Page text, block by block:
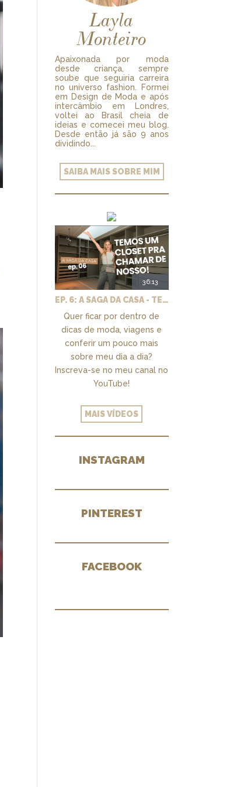
Layla
Monteiro
Apaixonada por moda
desde criança, sempre
soube que seguiria carreira
no universo fashion. Formei
em Design de Moda e após
intercâmbio em Londres,
voltei ao Brasil cheia de
ideias e comecei meu blog.
Desde então já são 9 anos
dividindo...
SAIBA MAIS SOBRE MIM
36:13
EP. 6: A SAGA DA CASA - TEMOS UM CLOSET PRA CHAMAR DE NOSSO + MARCENARIA E PAISAGISMO
Quer ficar por dentro de
dicas de moda, viagens e
conferir um pouco mais
sobre meu dia a dia?
Inscreva-se no meu canal no
YouTube!
MAIS VÍDEOS
INSTAGRAM
PINTEREST
FACEBOOK